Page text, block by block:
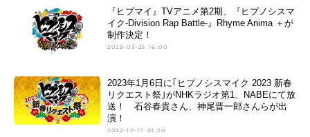
『ヒプマイ』TVアニメ第2期、『ヒプノシスマ
イク-Division Rap Battle-』Rhyme Anima ＋が
制作決定！
2023-03-25 16:00
2023年1月6日に｢ヒプノシスマイク 2023 新春
リクエスト祭｣がNHKラジオ第1、NABEにて放
送！ 石谷春貴さん、神尾晋一郎さんらが出
演！
2022-12-17 01:20